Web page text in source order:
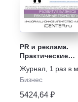
PR и реклама.
Практические
аспекты
Журнал 1 раз в
Бизнес
5424,64 ₽